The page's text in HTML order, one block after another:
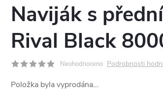
Naviják s
Rival Black
Neohodnoceno Podrobnosti
Položka byla vyprodána…